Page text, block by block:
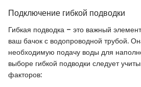
Подключение гибкой подводки
Гибкая подводка – это важный
ваш бачок с водопроводной трубой.
необходимую подачу воды для
выборе гибкой подводки следует
факторов: